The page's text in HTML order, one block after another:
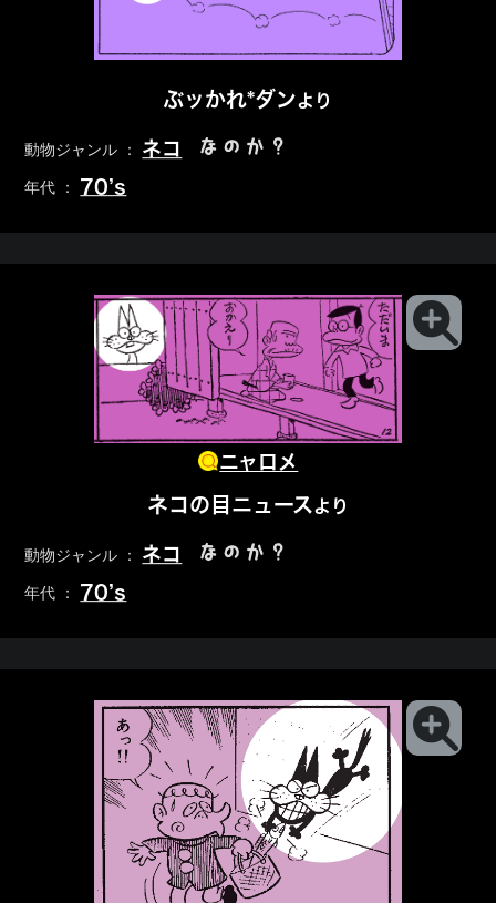
ぶッかれ*ダンより
動物ジャンル ： ネコ なのか？
年代 ： 70’s
ニャロメ
ネコの目ニュース より
動物ジャンル ： ネコ なのか？
年代 ： 70’s